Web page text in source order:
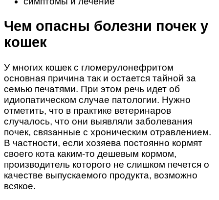
Чем опасны болезни почек у
кошек
У многих кошек с гломерулонефритом
основная причина так и остается тайной за
семью печатями. При этом речь идет об
идиопатическом случае патологии. Нужно
отметить, что в практике ветеринаров
случалось, что они выявляли заболевания
почек, связанные с хроническим отравлением.
В частности, если хозяева постоянно кормят
своего кота каким-то дешевым кормом,
производитель которого не слишком печется о
качестве выпускаемого продукта, возможно
всякое.